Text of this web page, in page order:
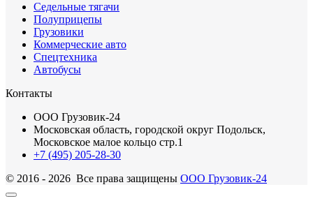
Седельные тягачи
Полуприцепы
Грузовики
Коммерческие авто
Спецтехника
Автобусы
Контакты
ООО Грузовик-24
Московская область, городской округ Подольск,
Московское малое кольцо стр.1
+7 (495) 205-28-30
© 2016 - 2026 Все права защищены ООО Грузовик-24